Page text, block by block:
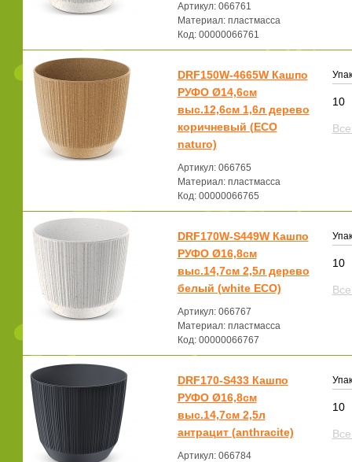
Артикул: 066761
Материал: пластмасса
Код: 00000066761
DRF150W-4665W Кашпо
РУФО Ø14,6см
выс.12,6см 1,6л дерево
коричневый (ECO
naturo)
Артикул: 066765
Материал: пластмасса
Код: 00000066765
10
DRF170W-S449W Кашпо
РУФО Ø16,8см
выс.14,7см 2,5л дерево
белый (white ECO)
Артикул: 066767
Материал: пластмасса
Код: 00000066767
10
DRF170-S433 Кашпо
РУФО Ø16,8см
выс.14,7см 2,5л
антрацит (anthracite)
Артикул: 066784
10